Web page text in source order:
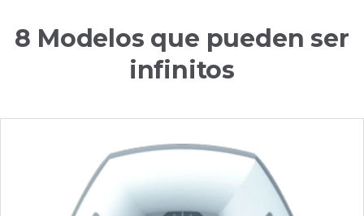
8 Modelos que pueden ser
infinitos